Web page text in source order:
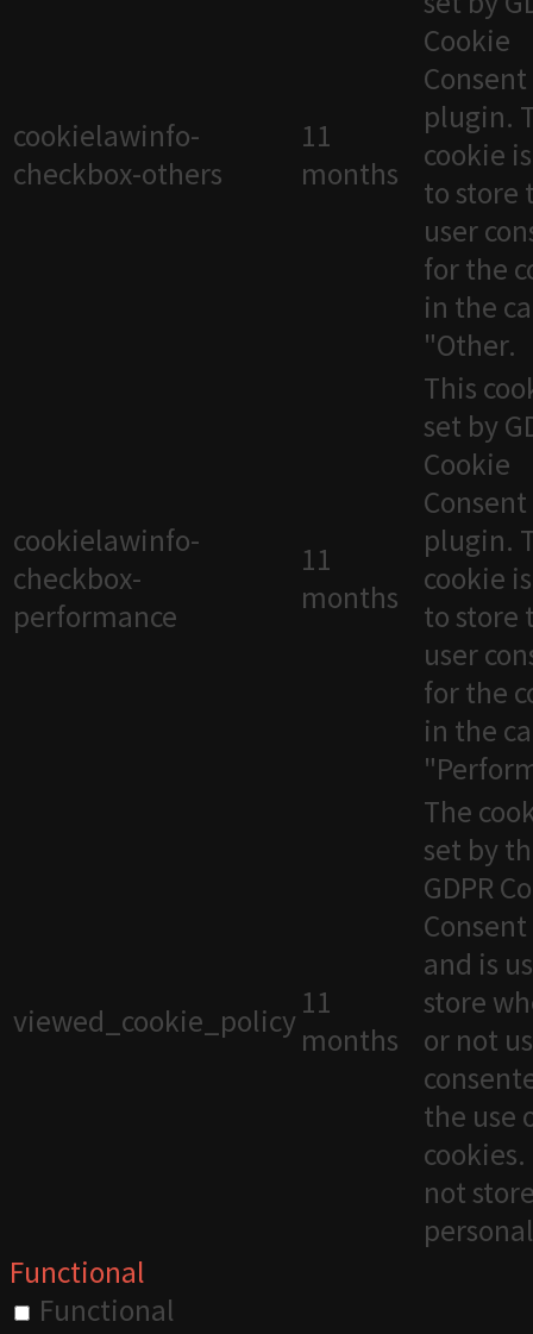
cookielawinfo-
checkbox-others
11
months
Cookie
Consent
plugin.
cookie
to store
user
for the
in the
"Other.
cookielawinfo-
checkbox-
performance
11
months
This
set by
Cookie
Consent
plugin.
cookie
to store
user
for the
in the
viewed_cookie_policy 11
months
The
set by
GDPR
and is
store
or not
the use
not
Functional
Functional